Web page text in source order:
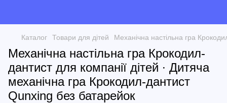
Каталог Товари для дітей Механічна настільна гра
Механічна настільна гра Крокодил-
дантист для компанії дітей ∙ Дитяча
механічна гра Крокодил-дантист
Qunxing без батарейок